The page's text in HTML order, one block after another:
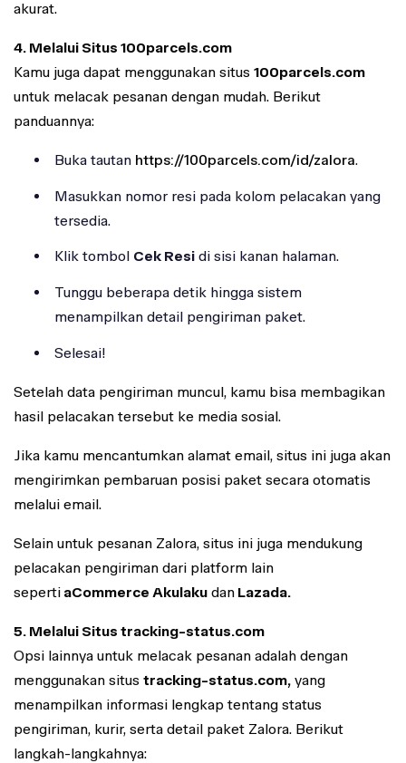
akurat.
4. Melalui Situs 100parcels.com
Kamu juga dapat menggunakan situs 100parcels.com
untuk melacak pesanan dengan mudah. Berikut
panduannya:
Buka tautan https://100parcels.com/id/zalora.
Masukkan nomor resi pada kolom pelacakan yang
tersedia.
Klik tombol Cek Resi di sisi kanan halaman.
Tunggu beberapa detik hingga sistem
menampilkan detail pengiriman paket.
Selesai!
Setelah data pengiriman muncul, kamu bisa membagikan
hasil pelacakan tersebut ke media sosial.
Jika kamu mencantumkan alamat email, situs ini juga akan
mengirimkan pembaruan posisi paket secara otomatis
melalui email.
Selain untuk pesanan Zalora, situs ini juga mendukung
pelacakan pengiriman dari platform lain
seperti aCommerce Akulaku dan Lazada.
5. Melalui Situs tracking-status.com
Opsi lainnya untuk melacak pesanan adalah dengan
menggunakan situs tracking-status.com, yang
menampilkan informasi lengkap tentang status
pengiriman, kurir, serta detail paket Zalora. Berikut
langkah-langkahnya: